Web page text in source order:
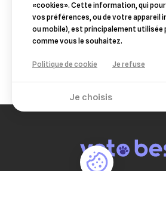
xl
2
comprimés
(pochettes)
14,49 €
Ajouter au panier
«cookies». Cette information, qui
vos préférences, ou de votre
ou mobile), est principalement
comme vous le souhaitez.
Politique de cookie Je refuse
Je choisis